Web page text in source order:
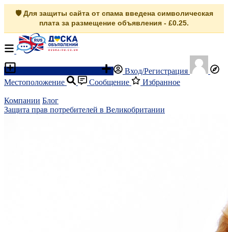
🛡️ Для защиты сайта от спама введена символическая
плата за размещение объявления - £0.25.
Вход/Регистрация
Местоположение
Сообщение Избранное
Компании Блог
Защита прав потребителей в Великобритании